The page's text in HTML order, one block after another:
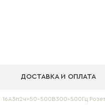
ДОСТАВКА И ОПЛАТА
500B300-500Гц